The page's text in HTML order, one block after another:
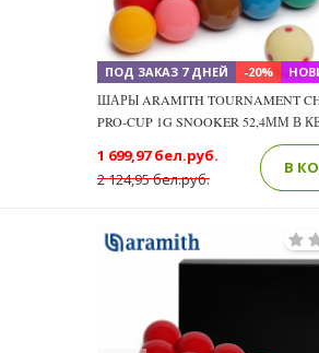
ПОД ЗАКАЗ 7 ДНЕЙ -20%
ШАРЫ ARAMITH TOURNAMENT
PRO-CUP 1G SNOOKER 52,4ММ В
2 124,95 бел.руб.
1 699,97 бел.руб.
В